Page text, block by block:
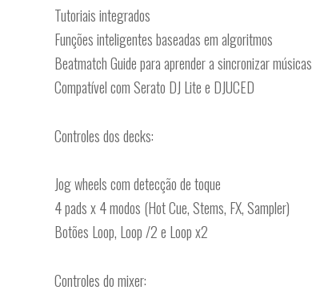
Tutoriais integrados
Funções inteligentes baseadas em algoritmos
Beatmatch Guide para aprender a sincronizar músicas
Compatível com Serato DJ Lite e DJUCED
Controles dos decks:
Jog wheels com detecção de toque
4 pads x 4 modos (Hot Cue, Stems, FX, Sampler)
Botões Loop, Loop /2 e Loop x2
Controles do mixer: